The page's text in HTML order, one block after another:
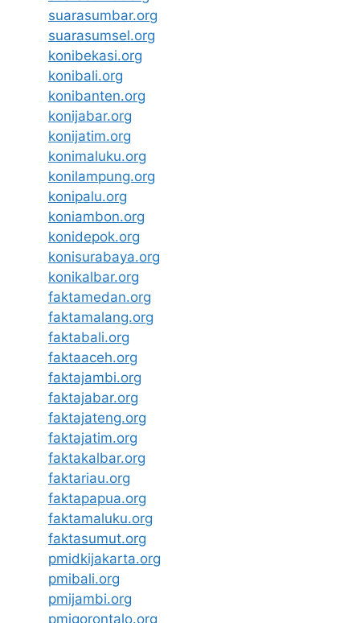
suarasumbar.org
suarasumsel.org
konibekasi.org
konibali.org
konibanten.org
konijabar.org
konijatim.org
konimaluku.org
konilampung.org
konipalu.org
koniambon.org
konidepok.org
konisurabaya.org
konikalbar.org
faktamedan.org
faktamalang.org
faktabali.org
faktaaceh.org
faktajambi.org
faktajabar.org
faktajateng.org
faktajatim.org
faktakalbar.org
faktariau.org
faktapapua.org
faktamaluku.org
faktasumut.org
pmidkijakarta.org
pmibali.org
pmijambi.org
pmigorontalo.org